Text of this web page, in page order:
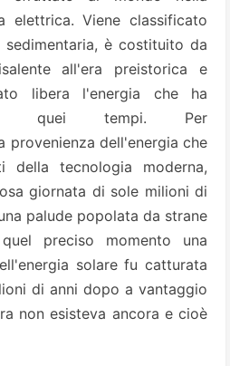
elettrica. Viene classificato
è costituito da
all'era preistorica e
libera l'energia che ha
a quei tempi. Per
provenienza dell'energia che
tecnologia moderna,
giornata di sole milioni di
palude popolata da strane
preciso momento una
solare fu catturata
di anni dopo a vantaggio
non esisteva ancora e cioè